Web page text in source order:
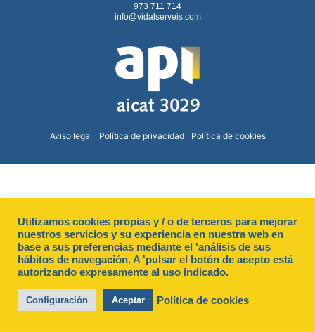
973 711 714
info@vidalserveis.com
Aviso legal Política de privacidad Política de cookies
Utilizamos cookies propias y / o de terceros para mejorar
nuestros servicios y su experiencia en nuestra web en
base a sus preferencias mediante el 'análisis de sus
hábitos de navegación. A 'pulsar el botón de acepto está
autorizando expresamente al uso indicado.
Configuración Aceptar Política de cookies